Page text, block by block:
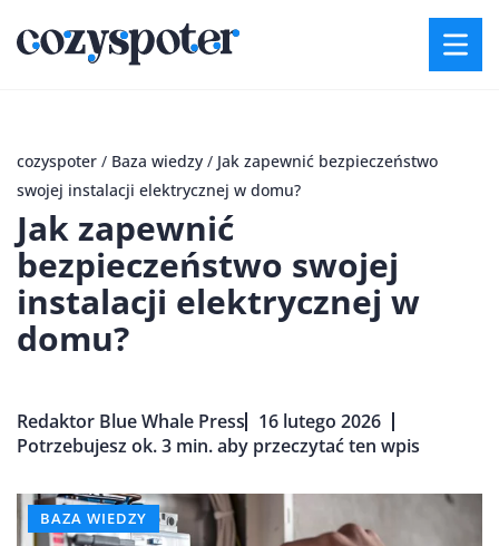
cozyspoter / Baza wiedzy / Jak zapewnić bezpieczeństwo
swojej instalacji elektrycznej w domu?
Jak zapewnić
bezpieczeństwo swojej
instalacji elektrycznej w
domu?
Redaktor Blue Whale Press
16 lutego 2026
Potrzebujesz ok. 3 min. aby przeczytać ten wpis
BAZA WIEDZY